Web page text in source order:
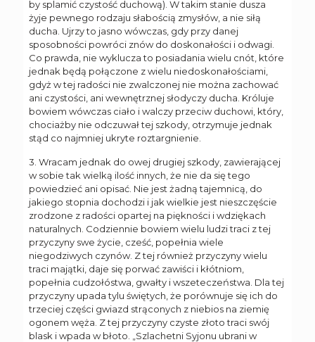
by splamić czystość duchową). W takim stanie dusza
żyje pewnego rodzaju słabością zmysłów, a nie siłą
ducha. Ujrzy to jasno wówczas, gdy przy danej
sposobności powróci znów do doskonałości i odwagi.
Co prawda, nie wyklucza to posiadania wielu cnót, które
jednak będą połączone z wielu niedoskonałościami,
gdyż w tej radości nie zwalczonej nie można zachować
ani czystości, ani wewnętrznej słodyczy ducha. Króluje
bowiem wówczas ciało i walczy przeciw duchowi, który,
chociażby nie odczuwał tej szkody, otrzymuje jednak
stąd co najmniej ukryte roztargnienie.
3. Wracam jednak do owej drugiej szkody, zawierającej
w sobie tak wielką ilość innych, że nie da się tego
powiedzieć ani opisać. Nie jest żadną tajemnicą, do
jakiego stopnia dochodzi i jak wielkie jest nieszczęście
zrodzone z radości opartej na piękności i wdziękach
naturalnych. Codziennie bowiem wielu ludzi traci z tej
przyczyny swe życie, cześć, popełnia wiele
niegodziwych czynów. Z tej również przyczyny wielu
traci majątki, daje się porwać zawiści i kłótniom,
popełnia cudzołóstwa, gwałty i wszeteczeństwa. Dla tej
przyczyny upada tylu świętych, że porównuje się ich do
trzeciej części gwiazd strąconych z niebios na ziemię
ogonem węża. Z tej przyczyny czyste złoto traci swój
blask i wpada w błoto. „Szlachetni Syjonu ubrani w